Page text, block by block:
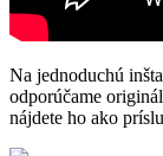
Na jednoduchú
odporúčame
nájdete ho ako